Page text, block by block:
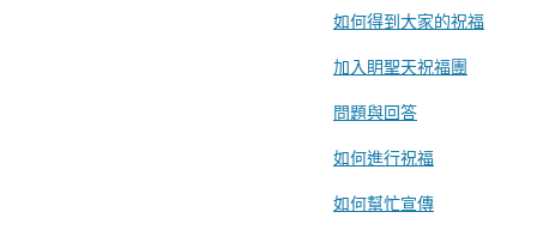
如何得到大家的祝福
加入眀聖天祝福團
問題與回答
如何進行祝福
如何幫忙宣傳